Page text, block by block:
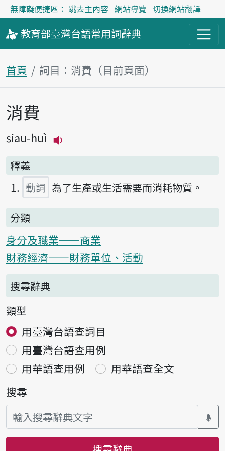
無障礙便捷區： 跳去主內容 網站導覽 切換網站翻譯
教育部臺灣台語常用詞辭典
首頁 詞目：消費（目前頁面）
主內容區塊
消費
siau-huì
釋義
動詞 為了生產或生活需要而消耗物質。
分類
身分及職業——商業
財務經濟——財務單位、活動
搜尋辭典
類型
用臺灣台語查詞目
用臺灣台語查用例
用華語查用例
用華語查全文
搜尋